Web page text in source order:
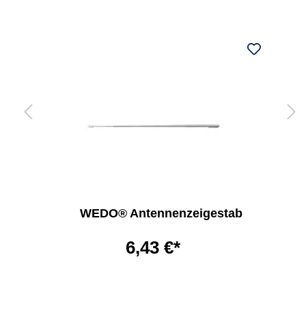
WEDO® Antennenzeigestab
6,43 €*